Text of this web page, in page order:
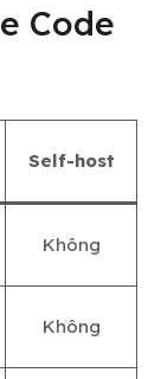
Code
Self-host
Không
Không